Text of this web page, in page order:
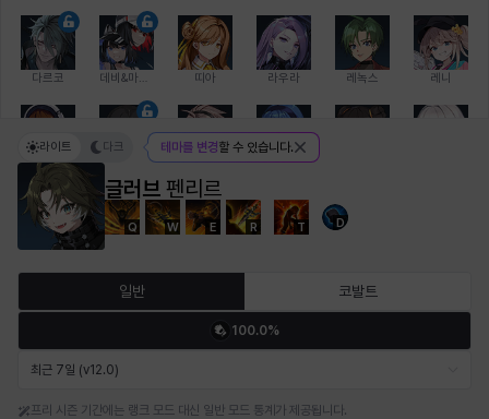
다르코 띠아 라우라 레녹스 레니
레온 루크 르노어
바바라 버니스 블레어 비앙카 비형 샬럿
글러브 펜리르
Q W E R T D
라이트 다크 테마를 변경할 수 있습니다.
일반 코발트
100.0%
최근 7일 (v12.0)
프리 시즌 기간에는 랭크 모드 대신 일반 모드 통계가 제공됩니다.